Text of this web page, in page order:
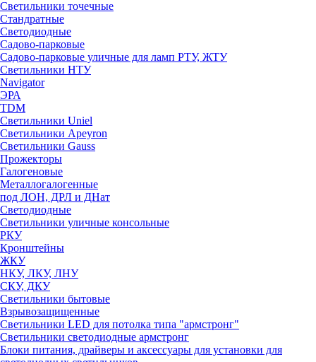
Светильники точечные
Стандратные
Светодиодные
Садово-парковые
Садово-парковые уличные для ламп РТУ, ЖТУ
Светильники НТУ
Navigator
ЭРА
TDM
Светильники Uniel
Светильники Apeyron
Светильники Gauss
Прожекторы
Галогеновые
Металлогалогенные
под ЛОН, ДРЛ и ДНат
Светодиодные
Светильники уличные консольные
РКУ
Кронштейны
ЖКУ
НКУ, ЛКУ, ЛНУ
СКУ, ДКУ
Светильники бытовые
Взрывозащищенные
Светильники LED для потолка типа "армстронг"
Светильники светодиодные армстронг
Блоки питания, драйверы и аксессуары для установки для